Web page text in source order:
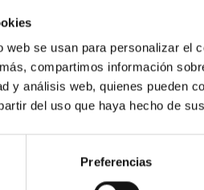
web se usan para personalizar el
compartimos información
y análisis web, quienes pueden
del uso que haya hecho de
Preferencias